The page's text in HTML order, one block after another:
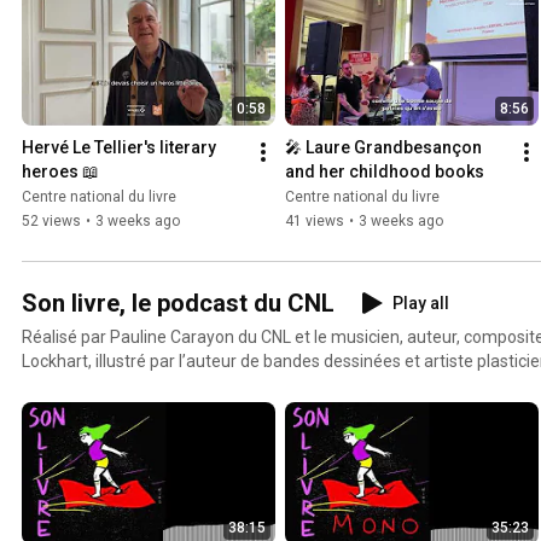
0:58
Hervé Le Tellier's literary
heroes 📖
Centre national du livre
52 views • 3 weeks ago
8:56
🎤 Laure Grandbesançon
and her childhood books
Centre national du livre
41 views • 3 weeks ago
Son livre, le podcast du CNL
Play all
Réalisé par Pauline Carayon du CNL et le musicien, auteur,
Lockhart, illustré par l’auteur de bandes dessinées et artiste
littéraire ! Découvrez notre sélection !
38:15 35:23